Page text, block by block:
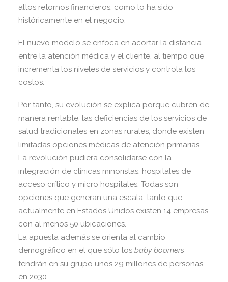
altos retornos financieros, como lo ha sido
históricamente en el negocio.
El nuevo modelo se enfoca en acortar la distancia
entre la atención médica y el cliente, al tiempo que
incrementa los niveles de servicios y controla los
costos.
Por tanto, su evolución se explica porque cubren de
manera rentable, las deficiencias de los servicios de
salud tradicionales en zonas rurales, donde existen
limitadas opciones médicas de atención primarias.
La revolución pudiera consolidarse con la
integración de clínicas minoristas, hospitales de
acceso crítico y micro hospitales. Todas son
opciones que generan una escala, tanto que
actualmente en Estados Unidos existen 14 empresas
con al menos 50 ubicaciones.
La apuesta además se orienta al cambio
demográfico en el que sólo los baby boomers
tendrán en su grupo unos 29 millones de personas
en 2030.